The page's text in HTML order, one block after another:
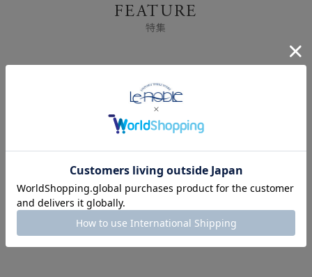
FEATURE
特集
ブランド食器を使って、
おうちでたのしむアフタ
ヌーンティー ～お皿 ＆
カップ～
緑茶に合うカップ・ティ
ーカップ特集｜お茶時間
を楽しむ食器